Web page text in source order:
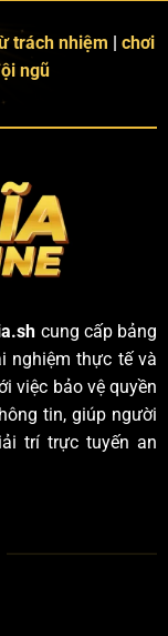
trách nhiệm | chơi
ngũ
cung cấp bảng
nghiệm thực tế và
việc bảo vệ quyền
tin, giúp người
trí trực tuyến an